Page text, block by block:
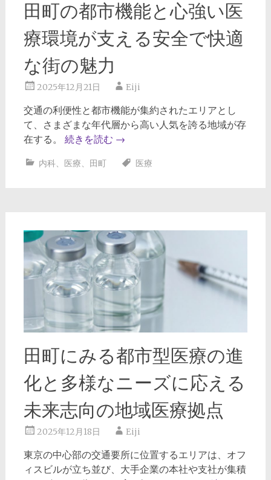
田町の都市機能と心強い医
療環境が支える安全で快適
な街の魅力
2025年12月21日 Eiji
交通の利便性と都市機能が集約されたエリアとし
て、さまざまな年代層から高い人気を誇る地域が存
在する。 続きを読む →
内科、 医療、 田町 医療
田町にみる都市型医療の進
化と多様なニーズに応える
未来志向の地域医療拠点
2025年12月18日 Eiji
東京の中心部の交通要所に位置するエリアは、オフ
ィスビルが立ち並び、大手企業の本社や支社が集積